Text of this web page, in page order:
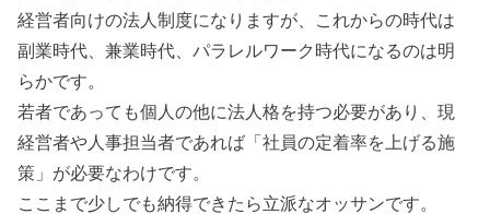
経営者向けの法人制度になりますが、これからの時代は
副業時代、兼業時代、パラレルワーク時代になるのは明
らかです。
若者であっても個人の他に法人格を持つ必要があり、現
経営者や人事担当者であれば「社員の定着率を上げる施
策」が必要なわけです。
ここまで少しでも納得できたら立派なオッサンです。